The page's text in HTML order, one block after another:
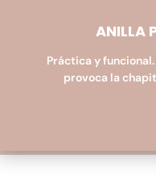
ANILLA
Práctica y
provoca la